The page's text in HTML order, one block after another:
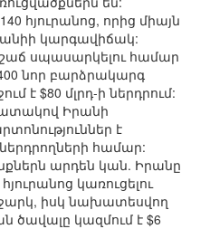
հյուրանոց, որից միայն
կարգավիճակ:
սպասարկելու համար
նոր բարձրակարգ
է $80 մլրդ-ի ներդրում:
Իրանի
է
համար:
արդեն կան. Իրանը
կառուցելու
իսկ նախատեսվող
ծավալը կազմում է $6